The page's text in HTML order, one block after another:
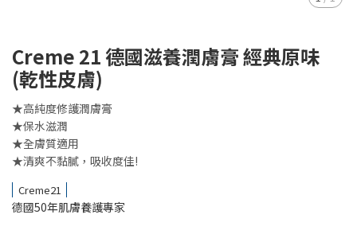
Creme 21 德國滋養潤膚膏 經典原味
(乾性皮膚)
★高純度修護潤膚膏
★保水滋潤
★全膚質適用
★清爽不黏膩，吸收度佳!
Creme21
德國50年肌膚養護專家